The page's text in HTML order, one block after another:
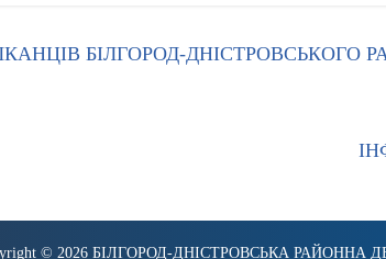
БІЛГОРОД-ДНІСТРОВСЬКОГО
© 2026 БІЛГОРОД-ДНІСТРОВСЬКА РАЙОННА